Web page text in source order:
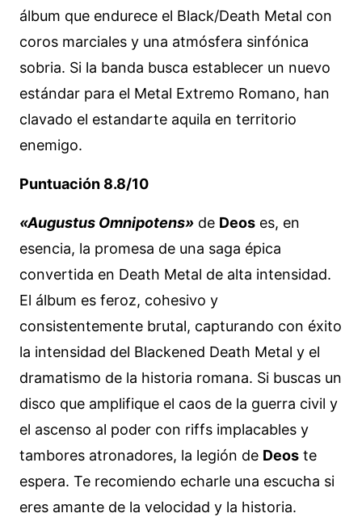
álbum que endurece el Black/Death Metal con
coros marciales y una atmósfera sinfónica
sobria. Si la banda busca establecer un nuevo
estándar para el Metal Extremo Romano, han
clavado el estandarte aquila en territorio
enemigo.
Puntuación 8.8/10
«Augustus Omnipotens» de Deos es, en
esencia, la promesa de una saga épica
convertida en Death Metal de alta intensidad.
El álbum es feroz, cohesivo y
consistentemente brutal, capturando con éxito
la intensidad del Blackened Death Metal y el
dramatismo de la historia romana. Si buscas un
disco que amplifique el caos de la guerra civil y
el ascenso al poder con riffs implacables y
tambores atronadores, la legión de Deos te
espera. Te recomiendo echarle una escucha si
eres amante de la velocidad y la historia.